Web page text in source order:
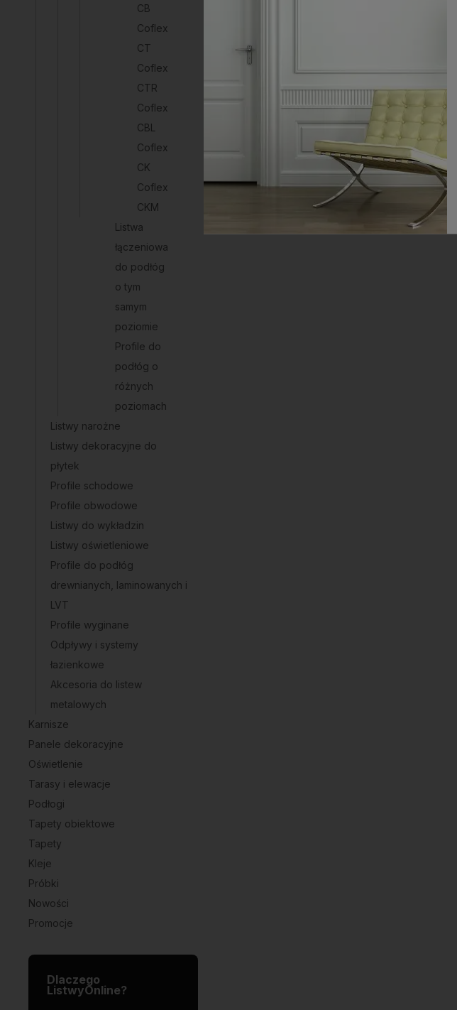
CB
Coflex
CT
Coflex
CTR
Coflex
CBL
Coflex
CK
Coflex
CKM
Listwa
łączeniowa
do podłóg
o tym
samym
poziomie
Profile do
podłóg o
różnych
poziomach
Listwy narożne
Listwy dekoracyjne do
płytek
Profile schodowe
Profile obwodowe
Listwy do wykładzin
Listwy oświetleniowe
Profile do podłóg
drewnianych, laminowanych i
LVT
Profile wyginane
Odpływy i systemy
łazienkowe
Akcesoria do listew
metalowych
Karnisze
Panele dekoracyjne
Oświetlenie
Tarasy i elewacje
Podłogi
Tapety obiektowe
Tapety
Kleje
Próbki
Nowości
Promocje
Dlaczego
ListwyOnline?